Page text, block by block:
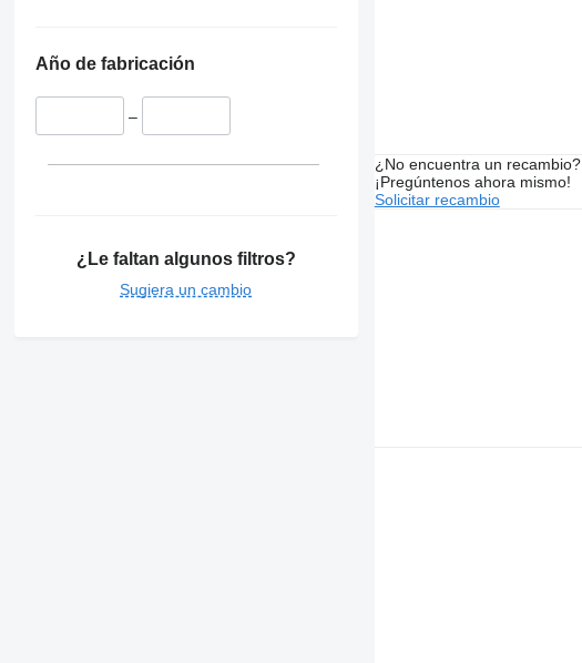
Año de fabricación
–
¿Le faltan algunos filtros?
Sugiera un cambio
¿No encuentra un recambio?
¡Pregúntenos ahora mismo!
Solicitar recambio